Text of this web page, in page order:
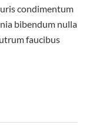
condimentum
bibendum nulla
faucibus